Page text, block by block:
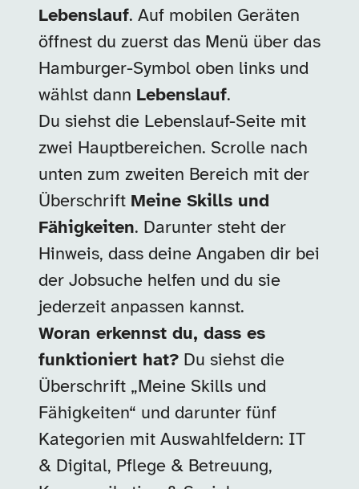
Lebenslauf. Auf mobilen Geräten
öffnest du zuerst das Menü über das
Hamburger-Symbol oben links und
wählst dann Lebenslauf.
Du siehst die Lebenslauf-Seite mit
zwei Hauptbereichen. Scrolle nach
unten zum zweiten Bereich mit der
Überschrift Meine Skills und
Fähigkeiten. Darunter steht der
Hinweis, dass deine Angaben dir bei
der Jobsuche helfen und du sie
jederzeit anpassen kannst.
Woran erkennst du, dass es
funktioniert hat? Du siehst die
Überschrift „Meine Skills und
Fähigkeiten“ und darunter fünf
Kategorien mit Auswahlfeldern: IT
& Digital, Pflege & Betreuung,